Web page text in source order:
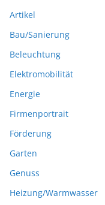
Artikel
Bau/Sanierung
Beleuchtung
Elektromobilität
Energie
Firmenportrait
Förderung
Garten
Genuss
Heizung/Warmwasser